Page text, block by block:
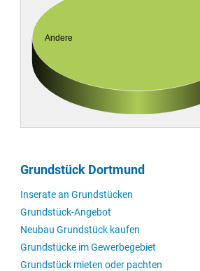
Andere
Grundstück Dortmund
Inserate an Grundstücken
Grundstück-Angebot
Neubau Grundstück kaufen
Grundstücke im Gewerbegebiet
Grundstück mieten oder pachten